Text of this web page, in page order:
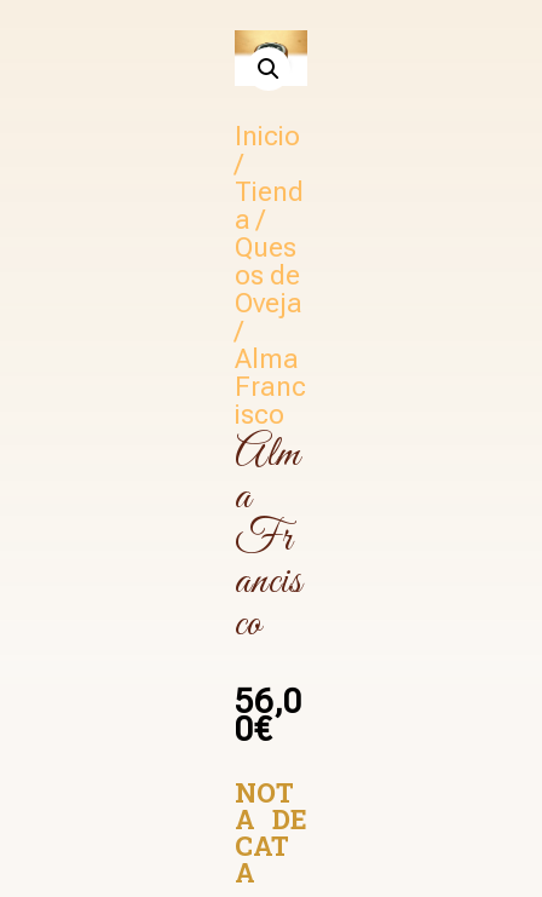
Inicio
/
Tiend
a /
Ques
os de
Oveja
/
Alma
Franc
isco
Alm
a
Fr
ancis
co
56,0
0€
NOT
A DE
CAT
A